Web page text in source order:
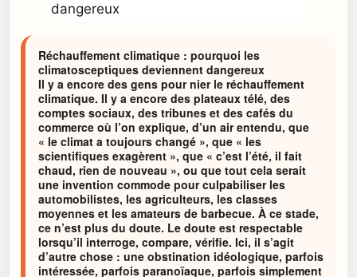
Réchauffement climatique : pourquoi les
climatosceptiques deviennent dangereux
Il y a encore des gens pour nier le réchauffement
climatique. Il y a encore des plateaux télé, des
comptes sociaux, des tribunes et des cafés du
commerce où l’on explique, d’un air entendu, que
« le climat a toujours changé », que « les
scientifiques exagèrent », que « c’est l’été, il fait
chaud, rien de nouveau », ou que tout cela serait
une invention commode pour culpabiliser les
automobilistes, les agriculteurs, les classes
moyennes et les amateurs de barbecue. À ce stade,
ce n’est plus du doute. Le doute est respectable
lorsqu’il interroge, compare, vérifie. Ici, il s’agit
d’autre chose : une obstination idéologique, parfois
intéressée, parfois paranoïaque, parfois simplement